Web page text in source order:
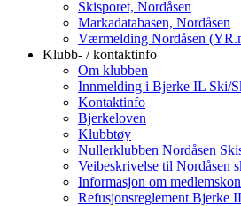
Skisporet, Nordåsen
Markadatabasen, Nordåsen
Værmelding Nordåsen
Klubb- / kontaktinfo
Om klubben
Innmelding i Bjerke IL Ski/
Kontaktinfo
Bjerkeloven
Klubbtøy
Nullerklubben Nordåsen
Veibeskrivelse til Nordåsen
Informasjon om
Refusjonsreglement Bjerke